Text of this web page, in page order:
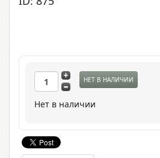
НЕТ В НАЛИЧИИ
Нет в наличии